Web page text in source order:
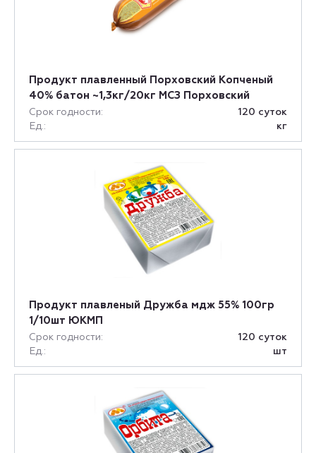
Продукт плавленный Порховский Копченый
40% батон ~1,3кг/20кг МСЗ Порховский
Срок годности:
120 суток
Ед.:
кг
Продукт плавленый Дружба мдж 55% 100гр
1/10шт ЮКМП
Срок годности:
120 суток
Ед.:
шт